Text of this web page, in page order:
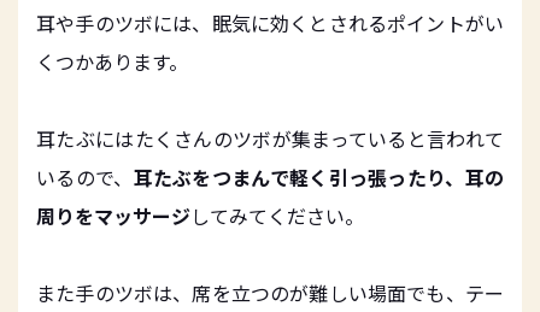
耳や手のツボには、眠気に効くとされるポイントがい
くつかあります。
耳たぶにはたくさんのツボが集まっていると言われて
いるので、 耳たぶをつまんで軽く引っ張ったり、耳の
周りをマッサージしてみてください。
また手のツボは、席を立つのが難しい場面でも、テー